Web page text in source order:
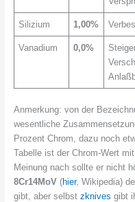
Silizium 1,00%
Vanadium 0,0%
Anmerkung: von der
wesentliche
Prozent Chrom, dazu noch
Tabelle ist der Chrom-Wert
Meinung nach sollte er nicht
8Cr14MoV(hier, Wikipedia)
gibt, aber selbst zknives gibt